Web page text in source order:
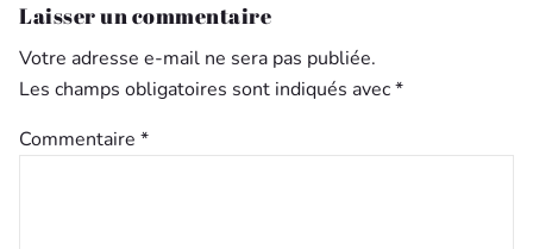
Laisser un commentaire
Votre adresse e-mail ne sera pas publiée.
Les champs obligatoires sont indiqués avec*
Commentaire *